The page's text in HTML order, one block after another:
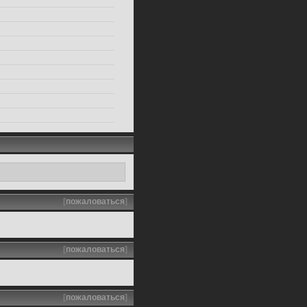
[пожаловаться]
[пожаловаться]
[пожаловаться]